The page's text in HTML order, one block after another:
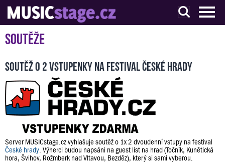
S muzikanty pro muzikanty
Soutěže
Soutěž o 2 vstupenky na festival České hrady
Server MUSICstage.cz vyhlašuje soutěž o 1x 2 dvoudenní vstupy na festival
České hrady . Výherci budou napsáni na guest list na hrad (Točník, Kunětická
hora, Švihov, Rožmberk nad Vltavou, Bezděz), který si sami vyberou.